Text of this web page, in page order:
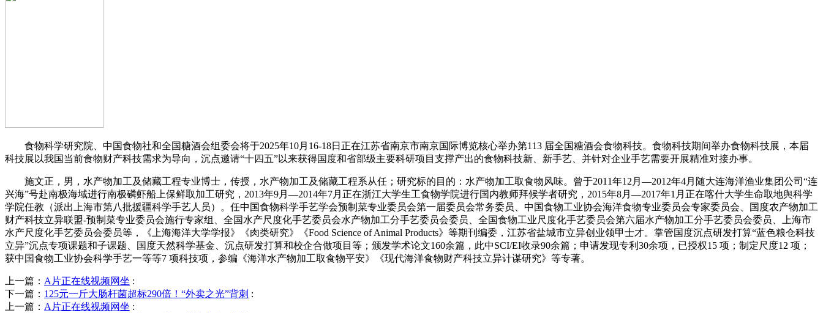
食物科学研究院、中国食物社和全国糖酒会组委会将于2025年10月16-18日正在江苏省南京市南京国际博览核心举办第113 届全国糖酒会食物科技。食物科技期间举办食物科技展，本届
科技展以我国当前食物财产科技需求为导向，沉点邀请“十四五”以来获得国度和省部级主要科研项目支撑产出的食物科技新、新手艺、并针对企业手艺需要开展精准对接办事。
施文正，男，水产物加工及储藏工程专业博士，传授，水产物加工及储藏工程系从任；研究标的目的：水产物加工取食物风味。曾于2011年12月—2012年4月随大连海洋渔业集团公司“连
兴海”号赴南极海域进行南极磷虾船上保鲜取加工研究，2013年9月—2014年7月正在浙江大学生工食物学院进行国内教师拜候学者研究，2015年8月—2017年1月正在喀什大学生命取地舆科学
学院任教（派出上海市第八批援疆科学手艺人员）。任中国食物科学手艺学会预制菜专业委员会第一届委员会常务委员、中国食物工业协会海洋食物专业委员会专家委员会、国度农产物加工
财产科技立异联盟-预制菜专业委员会施行专家组、全国水产尺度化手艺委员会水产物加工分手艺委员会委员、全国食物工业尺度化手艺委员会第六届水产物加工分手艺委员会委员、上海市
水产尺度化手艺委员会委员等，《上海海洋大学学报》《肉类研究》《Food Science of Animal Products》等期刊编委，江苏省盐城市立异创业领甲士才。掌管国度沉点研发打算“蓝色粮仓科技
立异”沉点专项课题和子课题、国度天然科学基金、沉点研发打算和校企合做项目等；颁发学术论文160余篇，此中SCI/EI收录90余篇；申请发现专利30余项，已授权15 项；制定尺度12 项；
获中国食物工业协会科学手艺一等等7 项科技项，参编《海洋水产物加工取食物平安》《现代海洋食物财产科技立异计谋研究》等专著。
上一篇： A片正在线视频网坐 :
下一篇： 125元一斤大肠杆菌超标290倍！“外卖之光”背刺 :
上一篇： A片正在线视频网坐 :